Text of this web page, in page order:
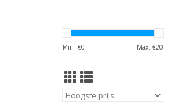
Min: €0 Max: €20